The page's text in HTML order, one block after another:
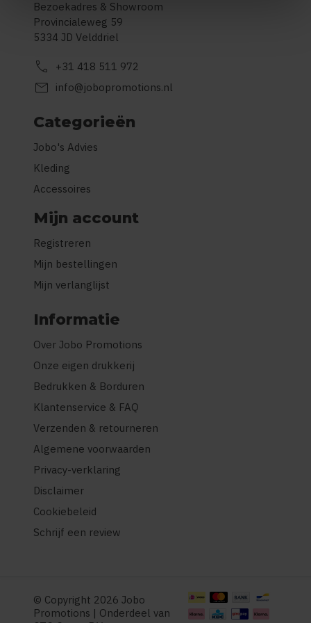
Bezoekadres & Showroom
Provincialeweg 59
5334 JD Velddriel
call +31 418 511 972
mail info@jobopromotions.nl
Categorieën
Jobo's Advies
Kleding
Accessoires
Mijn account
Registreren
Mijn bestellingen
Mijn verlanglijst
Informatie
Over Jobo Promotions
Onze eigen drukkerij
Bedrukken & Borduren
Klantenservice & FAQ
Verzenden & retourneren
Algemene voorwaarden
Privacy-verklaring
Disclaimer
Cookiebeleid
Schrijf een review
© Copyright 2026 Jobo
Promotions | Onderdeel van